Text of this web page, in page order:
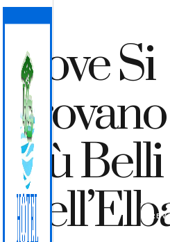
Dove Si
Più Belli